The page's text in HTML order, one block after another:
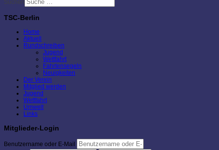
Suchen
TSC-Berlin
Home
Aktuell
Rundschreiben
Jugend
Wettfahrt
Fahrtensegeln
Neuigkeiten
Der Verein
Mitglied werden
Jugend
Wettfahrt
Umwelt
Links
Mitglieder-Login
Benutzername oder E-Mail